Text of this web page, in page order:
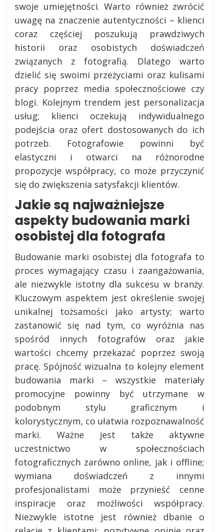
swoje umiejętności. Warto również zwrócić
uwagę na znaczenie autentyczności – klienci
coraz częściej poszukują prawdziwych
historii oraz osobistych doświadczeń
związanych z fotografią. Dlatego warto
dzielić się swoimi przeżyciami oraz kulisami
pracy poprzez media społecznościowe czy
blogi. Kolejnym trendem jest personalizacja
usług; klienci oczekują indywidualnego
podejścia oraz ofert dostosowanych do ich
potrzeb. Fotografowie powinni być
elastyczni i otwarci na różnorodne
propozycje współpracy, co może przyczynić
się do zwiększenia satysfakcji klientów.
Jakie są najważniejsze
aspekty budowania marki
osobistej dla fotografa
Budowanie marki osobistej dla fotografa to
proces wymagający czasu i zaangażowania,
ale niezwykle istotny dla sukcesu w branży.
Kluczowym aspektem jest określenie swojej
unikalnej tożsamości jako artysty; warto
zastanowić się nad tym, co wyróżnia nas
spośród innych fotografów oraz jakie
wartości chcemy przekazać poprzez swoją
pracę. Spójność wizualna to kolejny element
budowania marki – wszystkie materiały
promocyjne powinny być utrzymane w
podobnym stylu graficznym i
kolorystycznym, co ułatwia rozpoznawalność
marki. Ważne jest także aktywne
uczestnictwo w społecznościach
fotograficznych zarówno online, jak i offline;
wymiana doświadczeń z innymi
profesjonalistami może przynieść cenne
inspiracje oraz możliwości współpracy.
Niezwykle istotne jest również dbanie o